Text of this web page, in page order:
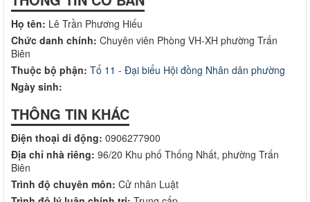
Họ tên: Lê Trần Phương Hiếu
Chức danh chính: Chuyên viên Phòng VH-XH phường Trấn
Biên
Thuộc bộ phận: Tổ 11 - Đại biểu Hội đồng Nhân dân phường
Ngày sinh:
THÔNG TIN KHÁC
Điện thoại di động: 0906277900
Địa chỉ nhà riêng: 96/20 Khu phố Thống Nhất, phường Trấn
Biên
Trình độ chuyên môn: Cử nhân Luật
Lịch làm việc của UBND phường Trấn Biên - Tuần 32 (Từ ngày
03/8/2026 đến ngày 08/8/2026)